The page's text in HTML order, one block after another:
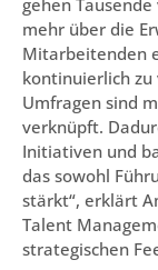
gehen
mehr über die
Mitarbeitenden
kontinuierlich zu
Umfragen sind
verknüpft.
Initiativen und
das sowohl
stärkt“, erklärt
Talent
strategischen